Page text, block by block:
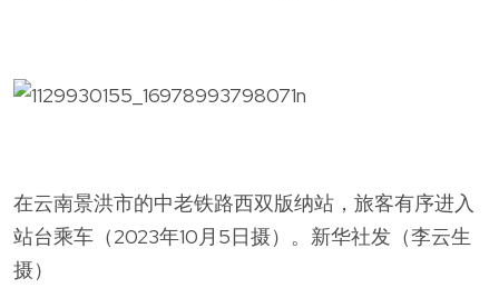
在云南景洪市的中老铁路西双版纳站，旅客有序进入
站台乘车（2023年10月5日摄）。新华社发（李云生
摄）